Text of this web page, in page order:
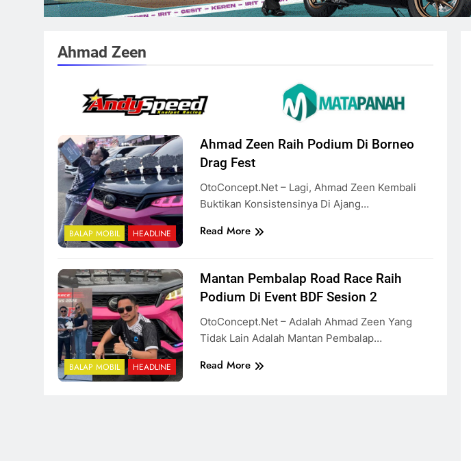
Ahmad Zeen
BALAP MOBIL HEADLINE
Ahmad Zeen Raih Podium Di Borneo
Drag Fest
OtoConcept.net – Lagi, Ahmad Zeen Kembali
Buktikan Konsistensinya Di Ajang…
Read More
BALAP MOBIL HEADLINE
Mantan Pembalap Road Race Raih
Podium Di Event BDF Sesion 2
OtoConcept.net – Adalah Ahmad Zeen Yang
Tidak Lain Adalah Mantan Pembalap…
Read More